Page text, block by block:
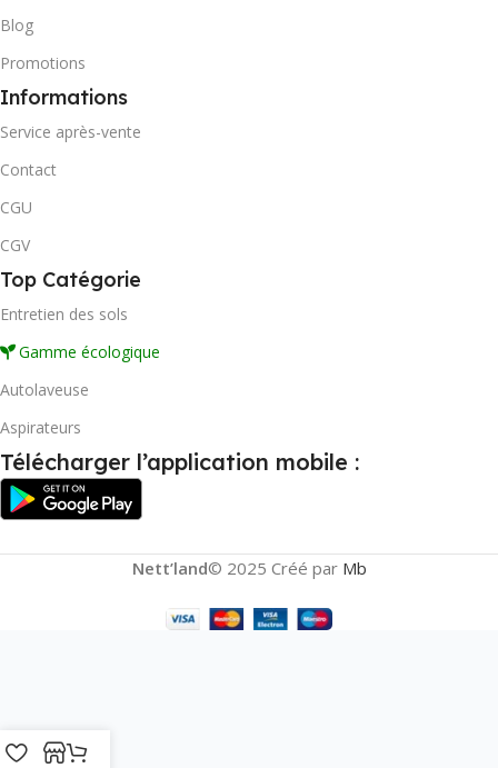
Blog
Promotions
Informations
Service après-vente
Contact
CGU
CGV
Top Catégorie
Entretien des sols
Gamme écologique
Autolaveuse
Aspirateurs
Télécharger l’application mobile :
Nett’land© 2025 Créé par Mb